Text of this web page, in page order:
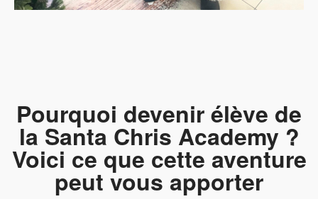
Pourquoi devenir élève de
la Santa Chris Academy ?
Voici ce que cette aventure
peut vous apporter